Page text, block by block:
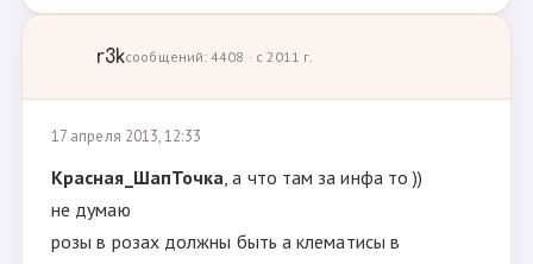
r3kсообщений: 4408 · с 2011 г.
17 апреля 2013, 12:33
Красная_ШапТочка, а что там за инфа то ))
не думаю
розы в розах должны быть а клематисы в